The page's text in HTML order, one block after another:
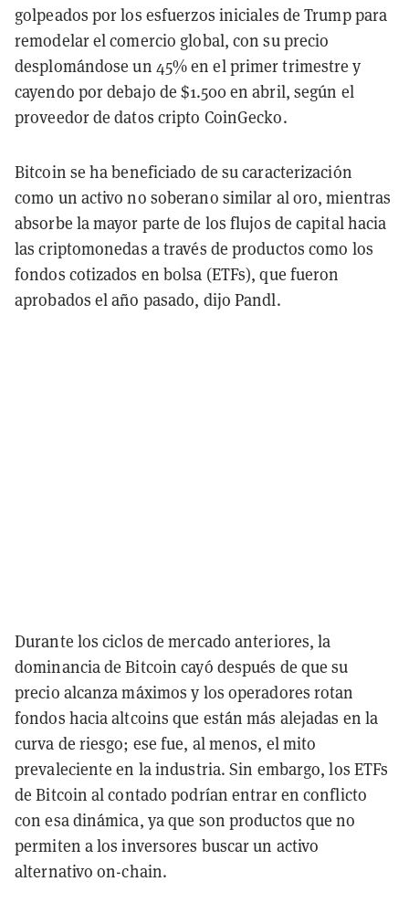
golpeados por los esfuerzos iniciales de Trump para
remodelar el comercio global, con su precio
desplomándose un 45% en el primer trimestre y
cayendo por debajo de $1.500 en abril, según el
proveedor de datos cripto CoinGecko.
Bitcoin se ha beneficiado de su caracterización
como un activo no soberano similar al oro, mientras
absorbe la mayor parte de los flujos de capital hacia
las criptomonedas a través de productos como los
fondos cotizados en bolsa (ETFs), que fueron
aprobados el año pasado, dijo Pandl.
Durante los ciclos de mercado anteriores, la
dominancia de Bitcoin cayó después de que su
precio alcanza máximos y los operadores rotan
fondos hacia altcoins que están más alejadas en la
curva de riesgo; ese fue, al menos, el mito
prevaleciente en la industria. Sin embargo, los ETFs
de Bitcoin al contado podrían entrar en conflicto
con esa dinámica, ya que son productos que no
permiten a los inversores buscar un activo
alternativo on-chain.